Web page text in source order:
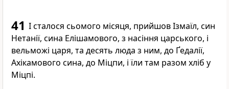
41 І сталося сьомого місяця, прийшов Ізмаїл, син
Нетанії, сина Елішамового, з насіння царського, і
вельможі царя, та десять люда з ним, до Ґедалії,
Ахікамового сина, до Міцпи, і їли там разом хліб у
Міцпі.